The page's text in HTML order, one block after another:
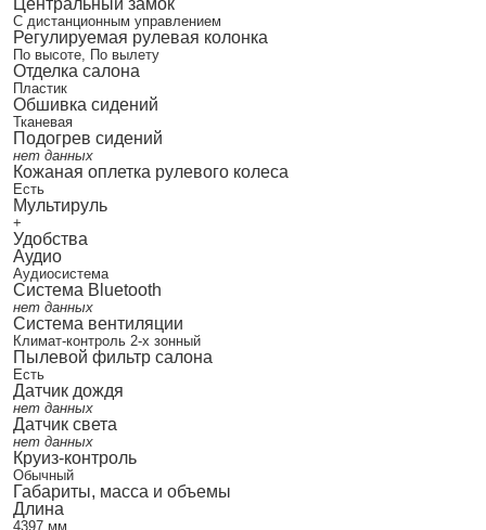
С дистанционным управлением
Регулируемая рулевая колонка
По высоте, По вылету
Отделка салона
Пластик
Обшивка сидений
Тканевая
Подогрев сидений
нет данных
Кожаная оплетка рулевого колеса
Есть
Мультируль
+
Удобства
Аудио
Аудиосистема
Система Bluetooth
нет данных
Система вентиляции
Климат-контроль 2-х зонный
Пылевой фильтр салона
Есть
Датчик дождя
нет данных
Датчик света
нет данных
Круиз-контроль
Обычный
Габариты, масса и объемы
Длина
4397 мм.